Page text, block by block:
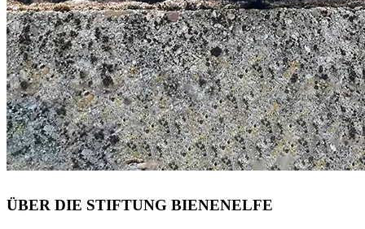
ÜBER DIE STIFTUNG BIENENELFE